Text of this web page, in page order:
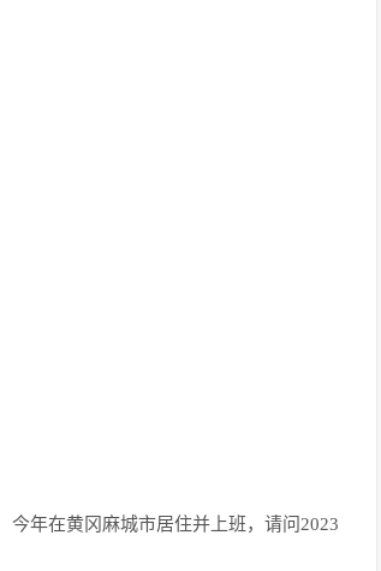
今年在黄冈麻城市居住并上班，请问2023